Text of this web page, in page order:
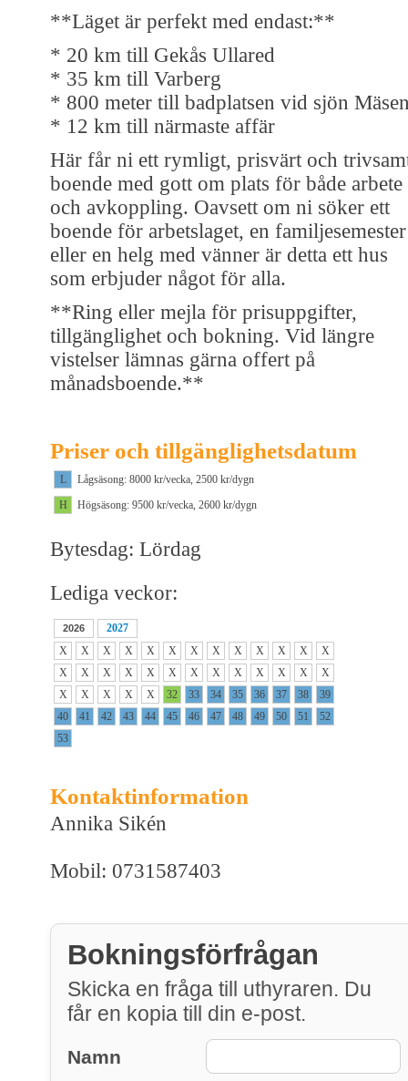
**Läget är perfekt med endast:**
* 20 km till Gekås Ullared
* 35 km till Varberg
* 800 meter till badplatsen vid sjön
* 12 km till närmaste affär
Här får ni ett rymligt, prisvärt och
boende med gott om plats för både arbete
och avkoppling. Oavsett om ni söker ett
boende för arbetslaget, en familjesemester
eller en helg med vänner är detta ett hus
som erbjuder något för alla.
**Ring eller mejla för prisuppgifter,
tillgänglighet och bokning. Vid längre
vistelser lämnas gärna offert på
månadsboende.**
Priser och tillgänglighetsdatum
L
Lågsäsong: 8000 kr/vecka, 2500 kr/dygn
H
Högsäsong: 9500 kr/vecka, 2600 kr/dygn
Bytesdag: Lördag
Lediga veckor:
2026
2027
X
X X X X X X X X X X X
X
X
X X X X X X X X X X X
X
X
X X X X 32 33 34 35 36 37 38
39
40
41 42 43 44 45 46 47 48 49 50 51
52
53
Kontaktinformation
Annika Sikén
Mobil: 0731587403
Bokningsförfrågan
Skicka en fråga till uthyraren. Du
får en kopia till din e-post.
Namn